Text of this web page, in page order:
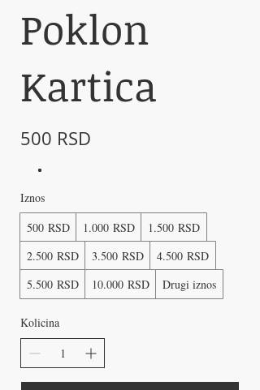
Poklon
Kartica
500 RSD
Iznos
500 RSD
1.000 RSD
1.500 RSD
2.500 RSD
3.500 RSD
4.500 RSD
5.500 RSD
10.000 RSD Drugi iznos
Kolicina